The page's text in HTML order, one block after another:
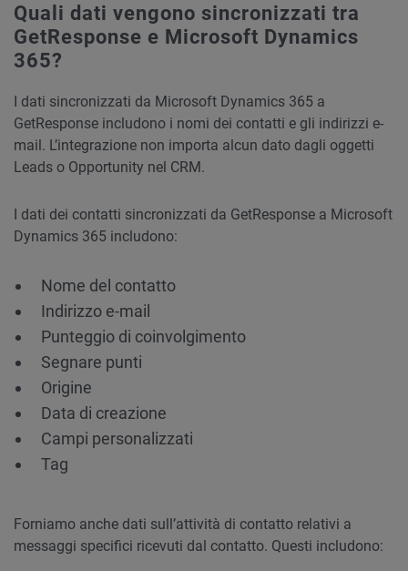
Quali dati vengono sincronizzati tra
GetResponse e Microsoft Dynamics
365?
I dati sincronizzati da Microsoft Dynamics 365 a
GetResponse includono i nomi dei contatti e gli indirizzi e-
mail. L’integrazione non importa alcun dato dagli oggetti
Leads o Opportunity nel CRM.
I dati dei contatti sincronizzati da GetResponse a Microsoft
Dynamics 365 includono:
Nome del contatto
Indirizzo e-mail
Punteggio di coinvolgimento
Segnare punti
Origine
Data di creazione
Campi personalizzati
Tag
Forniamo anche dati sull’attività di contatto relativi a
messaggi specifici ricevuti dal contatto. Questi includono: